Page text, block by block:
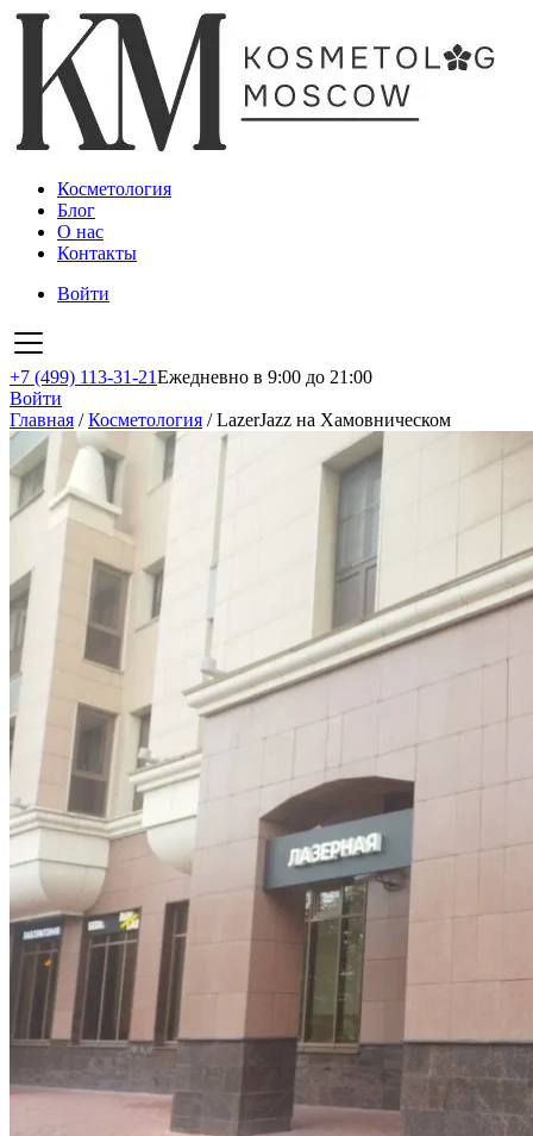
Косметология
Блог
О нас
Контакты
Войти
+7 (499) 113-31-21Ежедневно в 9:00 до 21:00
Войти
Главная /Косметология /LazerJazz на Хамовническом